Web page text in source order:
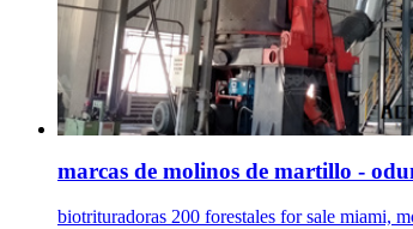
marcas de molinos de martillo -
biotrituradoras 200 forestales for sale miami,